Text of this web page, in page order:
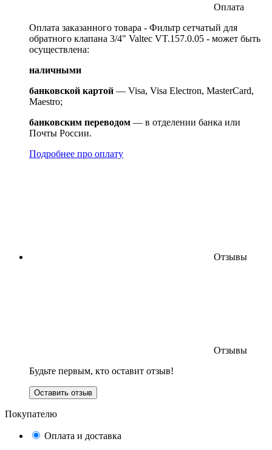
Оплата
Оплата заказанного товара - Фильтр сетчатый для
обратного клапана 3/4" Valtec VT.157.0.05 - может быть
осуществлена:
наличными
банковской картой — Visa, Visa Electron, MasterCard,
Maestro;
банковским переводом — в отделении банка или
Почты России.
Подробнее про оплату
Отзывы
Отзывы
Будьте первым, кто оставит отзыв!
Оставить отзыв
Покупателю
Оплата и доставка